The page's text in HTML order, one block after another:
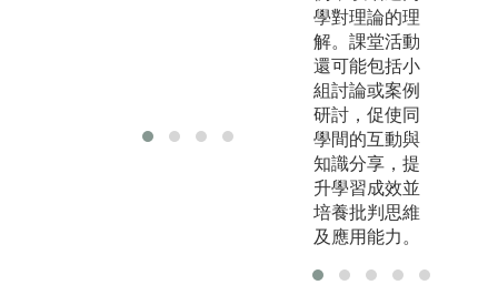
課程的內容並
啟發學生對於
學習的興趣。
學對理論的理
解。課堂活動
還可能包括小
組討論或案例
研討，促使同
學間的互動與
知識分享，提
升學習成效並
培養批判思維
及應用能力。